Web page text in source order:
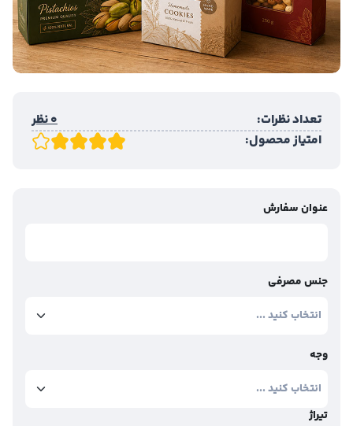
تعداد نظرات:
0 نظر
امتیاز محصول:
عنوان سفارش
جنس مصرفی
وجه
تیراژ